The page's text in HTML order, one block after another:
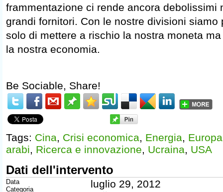
frammentazione ci rende ancora debolissimi
grandi fornitori. Con le nostre divisioni siamo
solo di mettere a rischio la nostra moneta
la nostra economia.
Be Sociable, Share!
Tags: Cina Crisi economica Energia Europa
arabi
Ricerca e innovazione Ucraina USA
Dati dell'intervento
Data
Categoria
luglio 29, 2012